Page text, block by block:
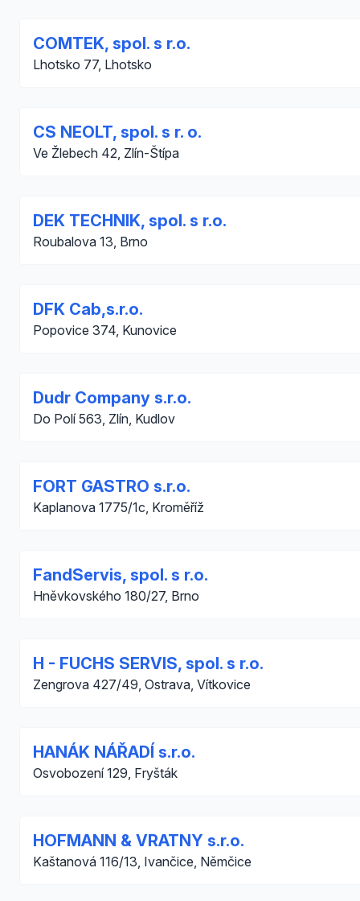
COMTEK, spol. s r.o.
Lhotsko 77, Lhotsko
CS NEOLT, spol. s r. o.
Ve Žlebech 42, Zlín-Štípa
DEK TECHNIK, spol. s r.o.
Roubalova 13, Brno
DFK Cab,s.r.o.
Popovice 374, Kunovice
Dudr Company s.r.o.
Do Polí 563, Zlín, Kudlov
FORT GASTRO s.r.o.
Kaplanova 1775/1c, Kroměříž
FandServis, spol. s r.o.
Hněvkovského 180/27, Brno
H - FUCHS SERVIS, spol. s r.o.
Zengrova 427/49, Ostrava, Vítkovice
HANÁK NÁŘADÍ s.r.o.
Osvobození 129, Fryšták
HOFMANN & VRATNY s.r.o.
Kaštanová 116/13, Ivančice, Němčice